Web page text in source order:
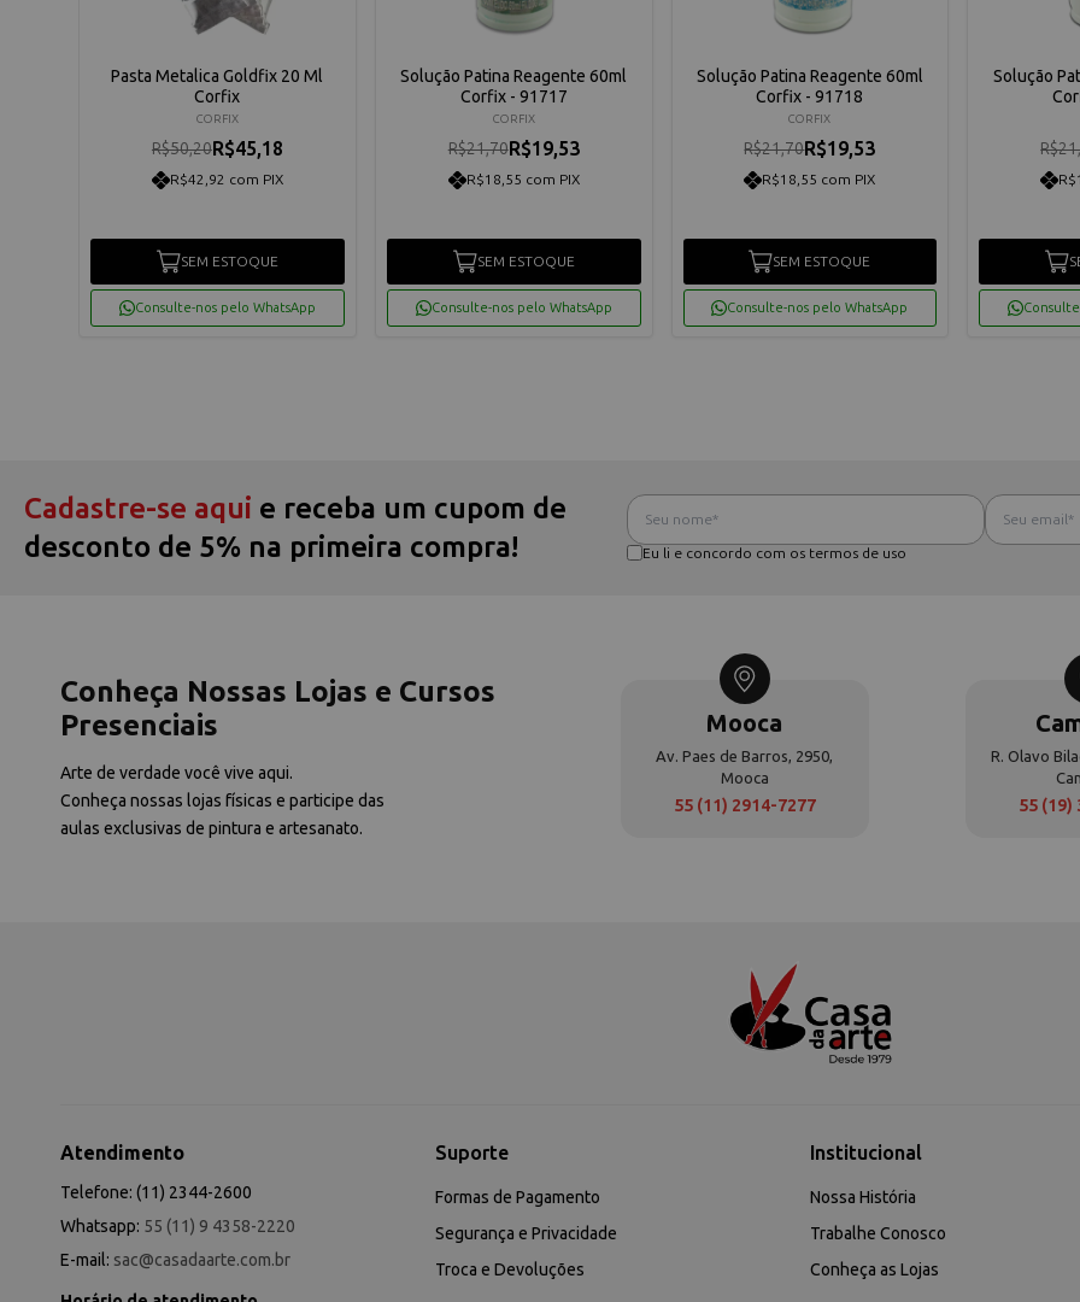
Pasta Metalica Goldfix 20 Ml
Corfix
CORFIX
R$50,20R$45,18
R$42,92 com PIX
SEM ESTOQUE
Consulte-nos pelo WhatsApp
Solução Patina Reagente 60ml
Corfix - 91717
CORFIX
R$21,70R$19,53
R$18,55 com PIX
SEM ESTOQUE
Consulte-nos pelo WhatsApp
Solução Patina Reagente 60ml
Corfix - 91718
CORFIX
R$21,70R$19,53
R$18,55 com PIX
SEM ESTOQUE
Consulte-nos pelo WhatsApp
Solução
Cadastre-se aqui e receba um cupom de
desconto de 5% na primeira compra!
Eu li e concordo com os termos de uso
Conheça Nossas Lojas e Cursos
Presenciais
Arte de verdade você vive aqui.
Conheça nossas lojas físicas e participe das
aulas exclusivas de pintura e artesanato.
Mooca
Av. Paes de Barros, 2950,
Mooca
55 (11) 2914-7277
R. Olavo
55 (19)
Atendimento
Telefone: (11) 2344-2600
Whatsapp: 55 (11) 9 4358-2220
E-mail: sac@casadaarte.com.br
Suporte
Formas de Pagamento
Segurança e Privacidade
Troca e Devoluções
Institucional
Nossa História
Trabalhe Conosco
Conheça as Lojas